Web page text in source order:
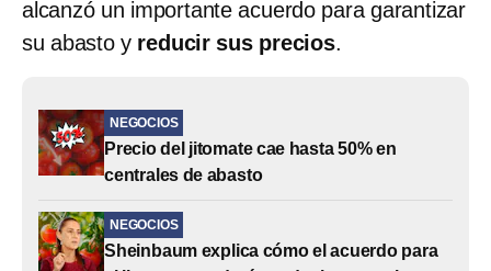
alcanzó un importante acuerdo para garantizar
su abasto y reducir sus precios.
NEGOCIOS
Precio del jitomate cae hasta 50% en
centrales de abasto
NEGOCIOS
Sheinbaum explica cómo el acuerdo para